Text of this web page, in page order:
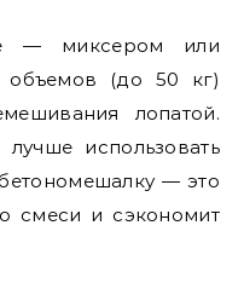
— миксером или
объемов (до 50 кг)
лопатой.
использовать
— это
смеси и сэкономит